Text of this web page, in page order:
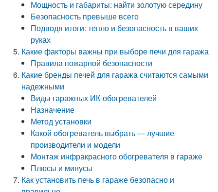
Мощность и габариты: найти золотую середину
Безопасность превыше всего
Подводя итоги: тепло и безопасность в ваших
руках
Какие факторы важны при выборе печи для гаража
Правила пожарной безопасности
Какие бренды печей для гаража считаются самыми
надежными
Виды гаражных ИК-обогревателей
Назначение
Метод установки
Какой обогреватель выбрать — лучшие
производители и модели
Монтаж инфракрасного обогревателя в гараже
Плюсы и минусы
Как установить печь в гараже безопасно и